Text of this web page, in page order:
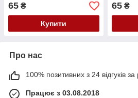
65 ₴
Купити
65₴
Про нас
100% позитивних з 24 відгуків за
Працює з 03.08.2018